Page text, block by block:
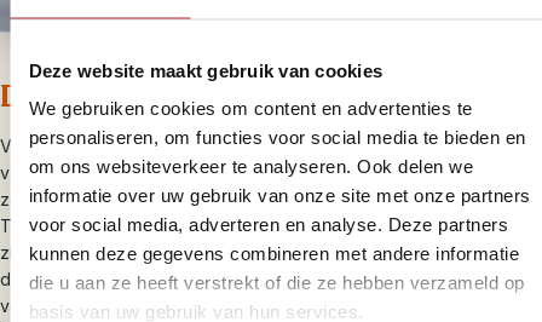
Deze website maakt gebruik van cookies
We gebruiken cookies om content en advertenties te
personaliseren, om functies voor social media te bieden en
om ons websiteverkeer te analyseren. Ook delen we
informatie over uw gebruik van onze site met onze partners
voor social media, adverteren en analyse. Deze partners
kunnen deze gegevens combineren met andere informatie
die u aan ze heeft verstrekt of die ze hebben verzameld op
basis van uw gebruik van hun services.
Dag 3 – Kratie en omgeving
Vandaag staat er niets op het programma en kan je zelf Kratie
verkennen. Kratie staat bekend om haar zeldzame Irrawaddy
zoetwaterdolfijnen en je kunt op pad om deze dolfijnen te spotten.
Tegen het einde van de middag heb je de meeste kans om ze te
zien. Wij hebben ter plaatse een boot geregeld waarmee we de
dolfijnen van dichtbij zijn gaan bekijken. Wil je Kratie zelf
verkennen, wandel dan door het stadje langs de oude Khmer